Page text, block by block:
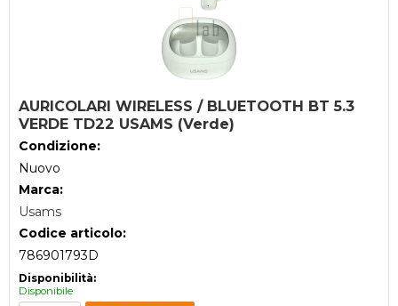
AURICOLARI WIRELESS / BLUETOOTH BT 5.3
VERDE TD22 USAMS (Verde)
Condizione:
Nuovo
Marca:
Usams
Codice articolo:
786901793D
Disponibilità:
Disponibile